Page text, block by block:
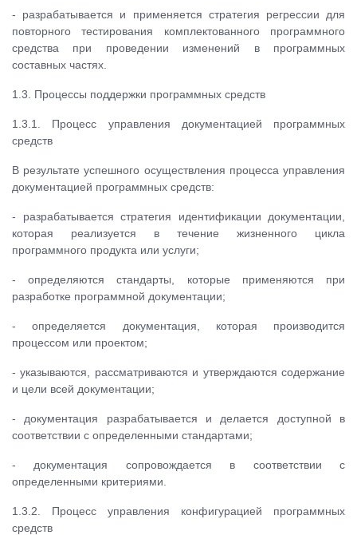
- разрабатывается и применяется стратегия регрессии для
повторного тестирования комплектованного программного
средства при проведении изменений в программных
составных частях.
1.3. Процессы поддержки программных средств
1.3.1. Процесс управления документацией программных
средств
В результате успешного осуществления процесса управления
документацией программных средств:
- разрабатывается стратегия идентификации документации,
которая реализуется в течение жизненного цикла
программного продукта или услуги;
- определяются стандарты, которые применяются при
разработке программной документации;
- определяется документация, которая производится
процессом или проектом;
- указываются, рассматриваются и утверждаются содержание
и цели всей документации;
- документация разрабатывается и делается доступной в
соответствии с определенными стандартами;
- документация сопровождается в соответствии с
определенными критериями.
1.3.2. Процесс управления конфигурацией программных
средств